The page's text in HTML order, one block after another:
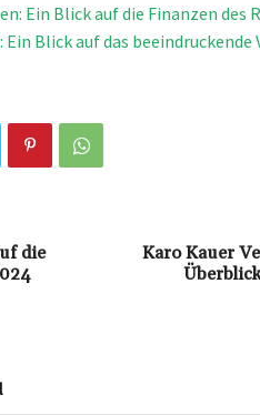
Ein Blick auf die Finanzen des
Blick auf das beeindruckende
die
Karo Kauer